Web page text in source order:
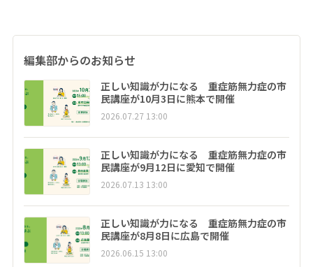
編集部からのお知らせ
正しい知識が力になる 重症筋無力症の市
民講座が10月3日に熊本で開催
2026.07.27 13:00
正しい知識が力になる 重症筋無力症の市
民講座が9月12日に愛知で開催
2026.07.13 13:00
正しい知識が力になる 重症筋無力症の市
民講座が8月8日に広島で開催
2026.06.15 13:00